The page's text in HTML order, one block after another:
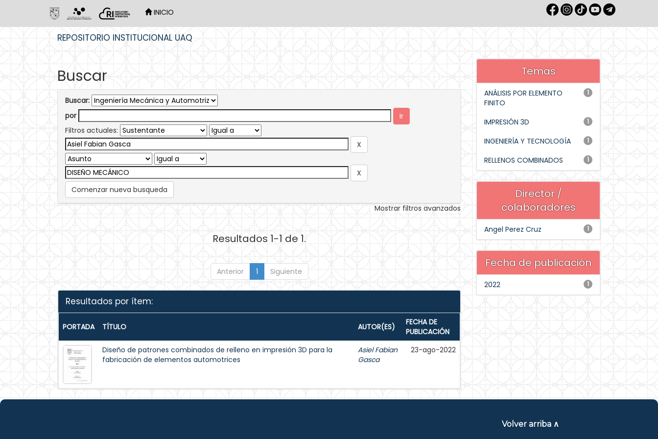
INICIO
REPOSITORIO INSTITUCIONAL UAQ
Buscar
Buscar:
por
Filtros actuales:
Comenzar nueva busqueda
Mostrar filtros avanzados
Resultados 1-1 de 1.
Anterior 1 Siguiente
Resultados por ítem:
PORTADA TÍTULO AUTOR(ES)
FECHA DE
PUBLICACIÓN
Diseño de patrones combinados de relleno en impresión 3D para la
fabricación de elementos automotrices
Asiel Fabian
Gasca
23-ago-2022
Temas
1
ANÁLISIS POR ELEMENTO
FINITO
1
IMPRESIÓN 3D
1
INGENIERÍA Y TECNOLOGÍA
1
RELLENOS COMBINADOS
Director /
colaboradores
1
Angel Perez Cruz
Fecha de publicación
1
2022
Volver arriba ∧